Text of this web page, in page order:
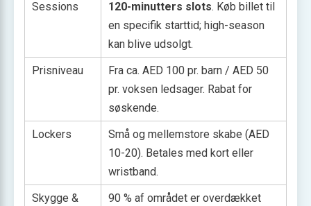
Sessions
120-minutters slots. Køb billet til
en specifik starttid; high-season
kan blive udsolgt.
Prisniveau
Fra ca. AED 100 pr. barn / AED 50
pr. voksen ledsager. Rabat for
søskende.
Lockers
Små og mellemstore skabe (AED
10-20). Betales med kort eller
wristband.
Skygge &
90 % af området er overdækket